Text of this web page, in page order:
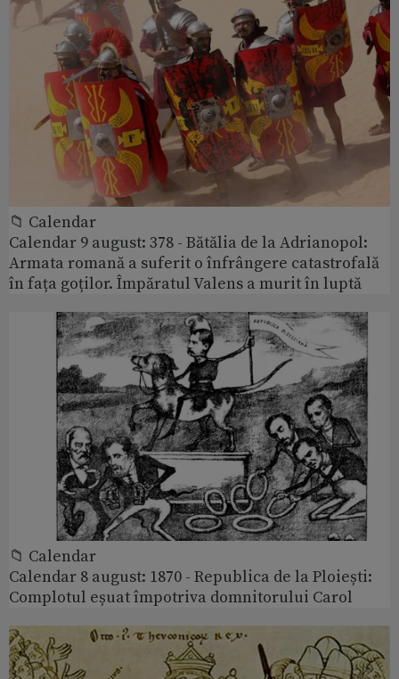
📁 Calendar
Calendar 9 august: 378 - Bătălia de la Adrianopol:
Armata romană a suferit o înfrângere catastrofală
în fața goților. Împăratul Valens a murit în luptă
📁 Calendar
Calendar 8 august: 1870 - Republica de la Ploiești:
Complotul eșuat împotriva domnitorului Carol